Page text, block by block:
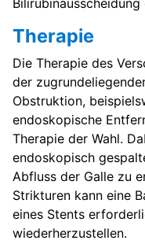
Bilirubinausscheidung
Therapie
Die Therapie des
der
Obstruktion,
endoskopische
Therapie der Wahl.
endoskopisch
Abfluss der Galle zu
Strikturen kann eine
eines Stents
wiederherzustellen.